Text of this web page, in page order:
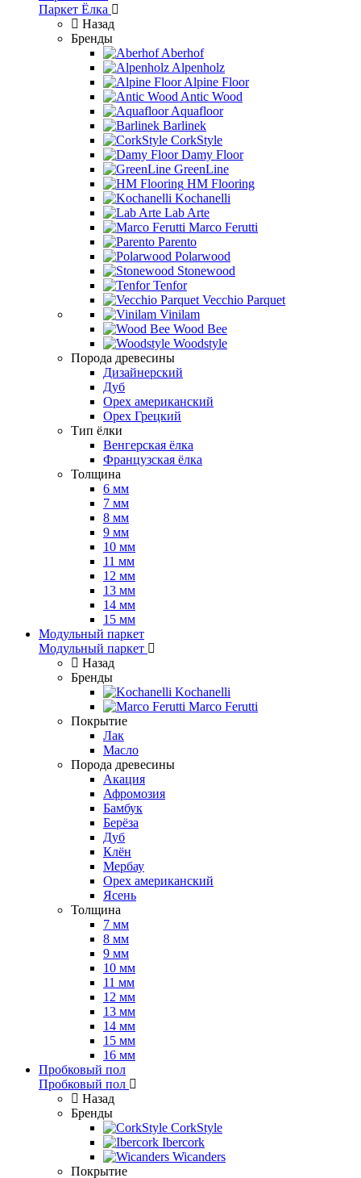
Паркет Ёлка
Назад
Бренды
Aberhof
Alpenholz
Alpine Floor
Antic Wood
Aquafloor
Barlinek
CorkStyle
Damy Floor
GreenLine
HM Flooring
Kochanelli
Lab Arte
Marco Ferutti
Parento
Polarwood
Stonewood
Tenfor
Vecchio Parquet
Vinilam
Wood Bee
Woodstyle
Порода древесины
Дизайнерский
Дуб
Орех американский
Орех Грецкий
Тип ёлки
Венгерская ёлка
Французская ёлка
Толщина
6 мм
7 мм
8 мм
9 мм
10 мм
11 мм
12 мм
13 мм
14 мм
15 мм
Модульный паркет
Модульный паркет
Назад
Бренды
Kochanelli
Marco Ferutti
Покрытие
Лак
Масло
Порода древесины
Акация
Афромозия
Бамбук
Берёза
Дуб
Клён
Мербау
Орех американский
Ясень
Толщина
7 мм
8 мм
9 мм
10 мм
11 мм
12 мм
13 мм
14 мм
15 мм
16 мм
Пробковый пол
Пробковый пол
Назад
Бренды
CorkStyle
Ibercork
Wicanders
Покрытие